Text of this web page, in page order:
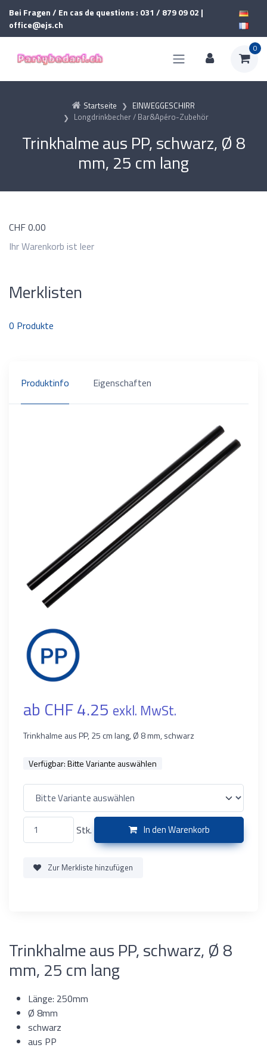
Bei Fragen / En cas de questions : 031 / 879 09 02 |
office@ejs.ch
0
Startseite
EINWEGGESCHIRR
Longdrinkbecher / Bar&Apéro-Zubehör
Trinkhalme aus PP, schwarz, Ø 8
mm, 25 cm lang
CHF0.00
Ihr Warenkorb ist leer
Merklisten
0 Produkte
Produktinfo Eigenschaften
ab CHF 4.25 exkl. MwSt.
Trinkhalme aus PP, 25 cm lang, Ø 8 mm, schwarz
Verfügbar:Bitte Variante auswählen
Stk. In den Warenkorb
Zur Merkliste hinzufügen
Trinkhalme aus PP, schwarz, Ø 8
mm, 25 cm lang
Länge: 250mm
Ø 8mm
schwarz
aus PP